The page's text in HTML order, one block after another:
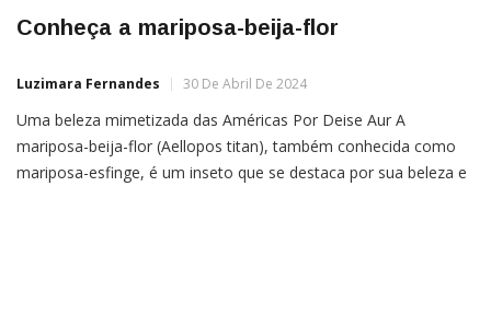
Conheça a mariposa-beija-flor
Luzimara Fernandes 30 De Abril De 2024
Uma beleza mimetizada das Américas Por Deise Aur A
mariposa-beija-flor (Aellopos titan), também conhecida como
mariposa-esfinge, é um inseto que se destaca por sua beleza e